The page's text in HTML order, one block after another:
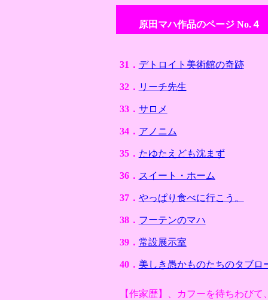
原田マハ作品のページNo.４
31． デトロイト美術館の奇跡
32． リーチ先生
33． サロメ
34． アノニム
35． たゆたえども沈まず
36． スイート・ホーム
37． やっぱり食べに行こう。
38． フーテンのマハ
39． 常設展示室
40． 美しき愚かものたちのタブロ
【作家歴】、カフーを待ちわび